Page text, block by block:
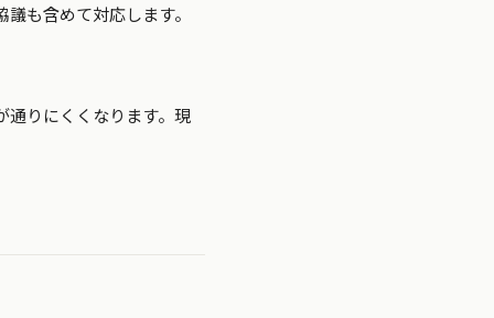
も含めて対応します。
通りにくくなります。現